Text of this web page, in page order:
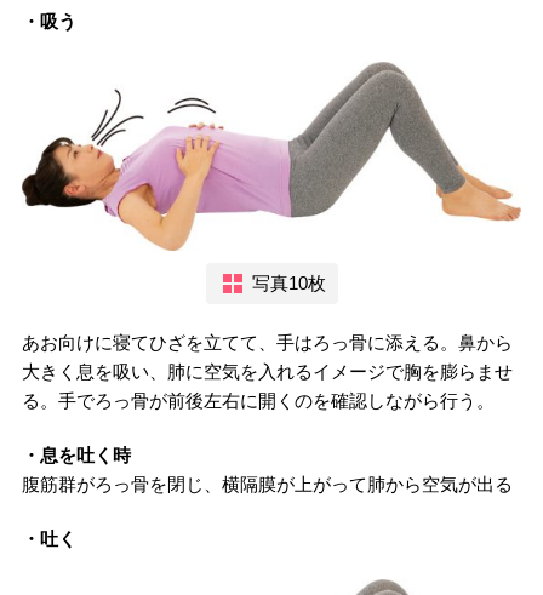
・吸う
写真10枚
あお向けに寝てひざを立てて、手はろっ骨に添える。鼻から
大きく息を吸い、肺に空気を入れるイメージで胸を膨らませ
る。手でろっ骨が前後左右に開くのを確認しながら行う。
・息を吐く時
腹筋群がろっ骨を閉じ、横隔膜が上がって肺から空気が出る
・吐く